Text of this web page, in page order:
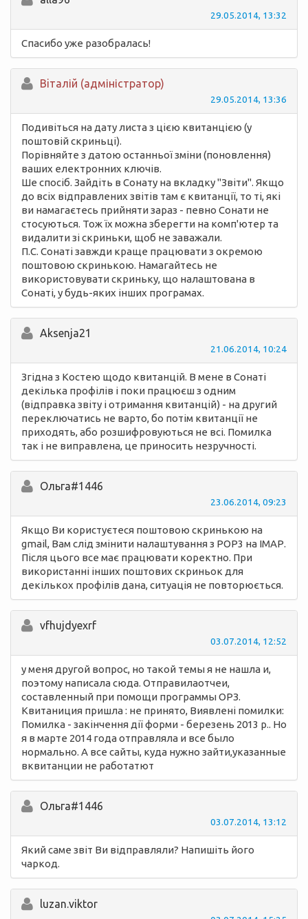
29.05.2014, 13:32
Спасибо уже разобралась!
Вiталій (адміністратор)
29.05.2014, 13:36
Подивіться на дату листа з цією квитанцією (у
поштовій скриньці).
Порівняйте з датою останньої зміни (поновлення)
ваших електронних ключів.
Ше спосіб. Зайдіть в Сонату на вкладку "Звіти". Якщо
до всіх відправлених звітів там є квитанції, то ті, які
ви намагаєтесь прийняти зараз - певно Сонати не
стосуються. Тож їх можна зберегти на комп'ютер та
видалити зі скриньки, щоб не заважали.
П.С. Сонаті завжди краще працювати з окремою
поштовою скринькою. Намагайтесь не
використовувати скриньку, що налаштована в
Сонаті, у будь-яких інших програмах.
Aksenja21
21.06.2014, 10:24
Згідна з Костею щодо квитанцій. В мене в Сонаті
декілька профілів і поки працюєш з одним
(відправка звіту і отримання квитанцій) - на другий
переключатись не варто, бо потім квитанції не
приходять, або розшифровуються не всі. Помилка
так і не виправлена, це приносить незручності.
Ольга#1446
23.06.2014, 09:23
Якщо Ви користуєтеся поштовою скринькою на
gmail, Вам слід змінити налаштування з РОР3 на ІМАР.
Після цього все має працювати коректно. При
використанні інших поштових скриньок для
декількох профілів дана, ситуація не повторюється.
vfhujdyexrf
03.07.2014, 12:52
у меня другой вопрос, но такой темы я не нашла и,
поэтому написала сюда. Отправилаотчеи,
составленный при помощи программы ОРЗ.
Квитаниция пришла : не принято, Виявлені помилки:
Помилка - закінчення дії форми - березень 2013 р.. Но
я в марте 2014 года отправляла и все было
нормально. А все сайты, куда нужно зайти,указанные
вквитанции не работатют
Ольга#1446
03.07.2014, 13:12
Який саме звіт Ви відправляли? Напишіть його
чаркод.
luzan.viktor